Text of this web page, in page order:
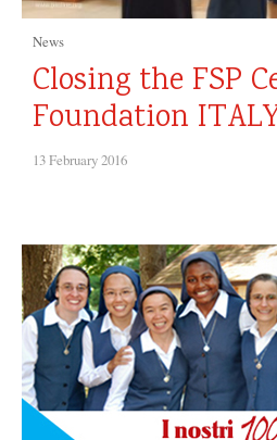
News
Closing the FSP
Foundation
13 February 2016